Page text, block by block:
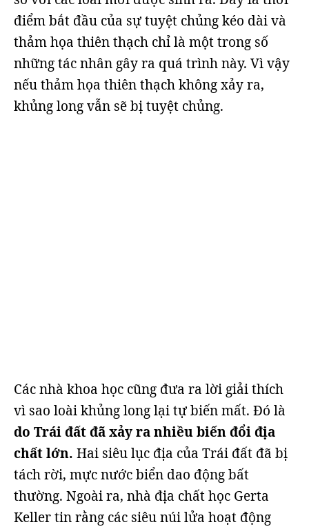
điểm bắt đầu của sự tuyệt chủng kéo dài và
thảm họa thiên thạch chỉ là một trong số
những tác nhân gây ra quá trình này. Vì vậy
nếu thảm họa thiên thạch không xảy ra,
khủng long vẫn sẽ bị tuyệt chủng.
Các nhà khoa học cũng đưa ra lời giải thích
vì sao loài khủng long lại tự biến mất. Đó là
do Trái đất đã xảy ra nhiều biến đổi địa
chất lớn. Hai siêu lục địa của Trái đất đã bị
tách rời, mực nước biển dao động bất
thường. Ngoài ra, nhà địa chất học Gerta
Keller tin rằng các siêu núi lửa hoạt động